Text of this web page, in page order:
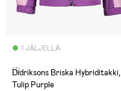
1 JÄLJELLÄ
(1)
Didriksons Briska Hybriditakki,
Tulip Purple